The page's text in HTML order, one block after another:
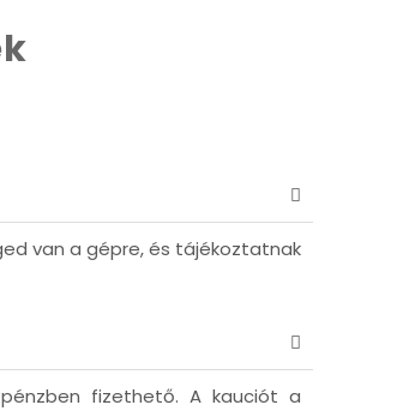
van a gépre, és tájékoztatnak
fizethető. A kauciót a